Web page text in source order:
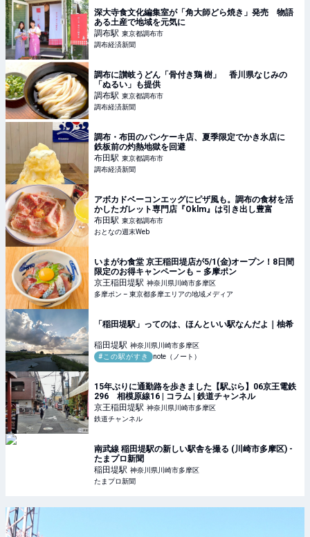
深大寺食文化編集室が「角大師どら焼き」発売 物語
ある土産で地域を元気に
調布駅 東京都調布市
調布経済新聞
調布に讃岐うどん「骨付き鶏 樹」 香川県なじみの
「ぬるい」も提供
調布駅 東京都調布市
調布経済新聞
調布・布田のパンケーキ店、夏季限定でかき氷店に
鉄板前の灼熱地獄を回避
布田駅 東京都調布市
調布経済新聞
アボカドベーコンエッグにピザ風も。調布の食材を活
かしたガレット専門店『Oklm』は引き出し豊富
布田駅 東京都調布市
おとなの週末Web
いまがわ食堂 京王稲田堤店が5/1(金)オープン！8日間
限定のお得キャンペーンも – 多摩ポン
京王稲田堤駅 神奈川県川崎市多摩区
多摩ポン – 東京都多摩エリアの地域メディア
「稲田堤駅」ってのは、ほんといい駅なんだよ｜柚希
稲田堤駅 神奈川県川崎市多摩区
#この駅がすき
note（ノート）
15年ぶりに通勤路を歩きました【駅ぶら】06京王電鉄
296 相模原線16 | コラム | 鉄道チャンネル
京王稲田堤駅 神奈川県川崎市多摩区
鉄道チャンネル
南武線 稲田堤駅の新しい駅舎を撮る (川崎市多摩区) -
たまプロ新聞
稲田堤駅 神奈川県川崎市多摩区
たまプロ新聞